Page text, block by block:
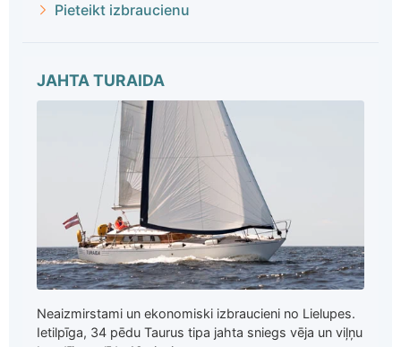
Pieteikt izbraucienu
JAHTA TURAIDA
Neaizmirstami un ekonomiski izbraucieni no Lielupes.
Ietilpīga, 34 pēdu Taurus tipa jahta sniegs vēja un viļņu